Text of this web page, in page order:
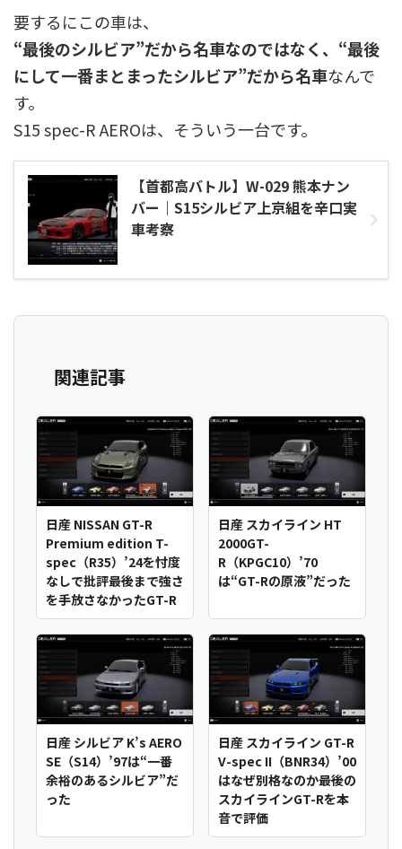
要するにこの車は、
“最後のシルビア”だから名車なのではなく、“最後
にして一番まとまったシルビア”だから名車なんで
す。
S15 spec-R AEROは、そういう一台です。
【首都高バトル】W-029 熊本ナン
バー｜S15シルビア上京組を辛口実
車考察
関連記事
日産 NISSAN GT-R
Premium edition T-
spec（R35）’24を忖度
なしで批評――最後まで強さ
を手放さなかったGT-R
日産 スカイライン HT
2000GT-
R（KPGC10）’70
は“GT-Rの原液”だった
日産 シルビア K’s AERO
SE（S14）’97は“一番
余裕のあるシルビア”だ
った
日産 スカイライン GT-R
V-spec II（BNR34）’00
はなぜ別格なのか――最後の
スカイラインGT-Rを本
音で評価